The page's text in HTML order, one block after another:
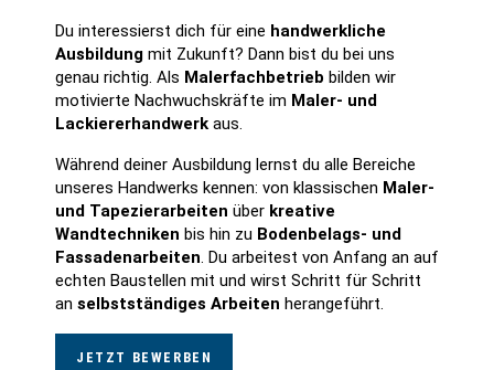
Du interessierst dich für eine handwerkliche
Ausbildung mit Zukunft? Dann bist du bei uns
genau richtig. Als Malerfachbetrieb bilden wir
motivierte Nachwuchskräfte im Maler- und
Lackiererhandwerk aus.
Während deiner Ausbildung lernst du alle Bereiche
unseres Handwerks kennen: von klassischen Maler-
und Tapezierarbeiten über kreative
Wandtechniken bis hin zu Bodenbelags- und
Fassadenarbeiten. Du arbeitest von Anfang an auf
echten Baustellen mit und wirst Schritt für Schritt
an selbstständiges Arbeiten herangeführt.
JETZT BEWERBEN